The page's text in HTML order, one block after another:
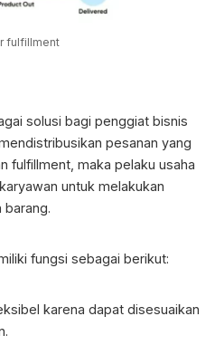
fulfillment
solusi bagi penggiat bisnis
pesanan yang
fulfillment, maka pelaku usaha
untuk melakukan
barang.
fungsi sebagai berikut:
karena dapat disesuaikan